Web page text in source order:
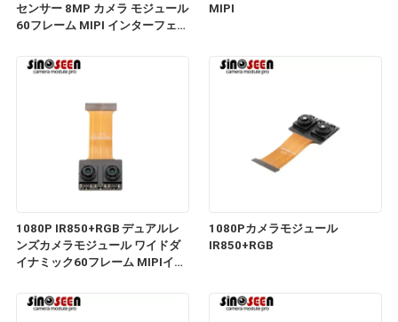
センサー 8MP カメラ モジュール
60フレーム MIPI インターフェー
MIPI
1080P IR850+RGB デュアルレ
ンズカメラモジュール ワイドダ
イナミック60フレーム MIPIイン
1080Pカメラモジュール
IR850+RGB